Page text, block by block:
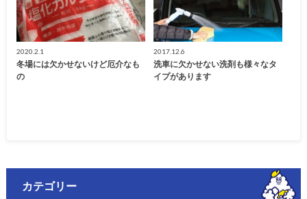
2020.2.1
冬場には欠かせないけど厄介なも
の
2017.12.6
洗車に欠かせない洗剤も様々なタ
イプがあります
カテゴリー